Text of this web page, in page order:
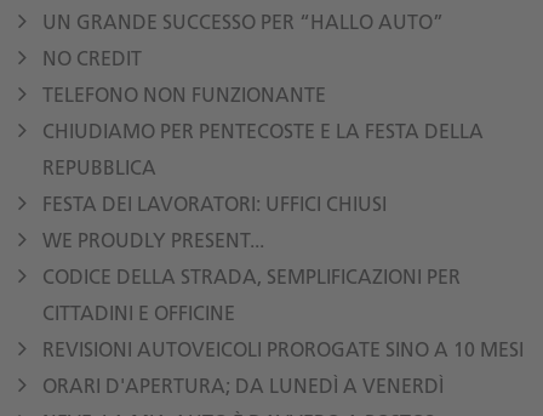
UN GRANDE SUCCESSO PER “HALLO AUTO”
NO CREDIT
TELEFONO NON FUNZIONANTE
CHIUDIAMO PER PENTECOSTE E LA FESTA DELLA
REPUBBLICA
FESTA DEI LAVORATORI: UFFICI CHIUSI
WE PROUDLY PRESENT...
CODICE DELLA STRADA, SEMPLIFICAZIONI PER
CITTADINI E OFFICINE
REVISIONI AUTOVEICOLI PROROGATE SINO A 10 MESI
ORARI D'APERTURA; DA LUNEDÌ A VENERDÌ